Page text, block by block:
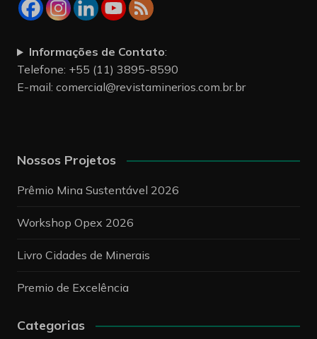
Siga nossas redes sociais
E-mail:comercial@revistaminerios.com.br.br
Nossos Projetos
Prêmio Mina Sustentável 2026
Workshop Opex 2026
Livro Cidades de Minerais